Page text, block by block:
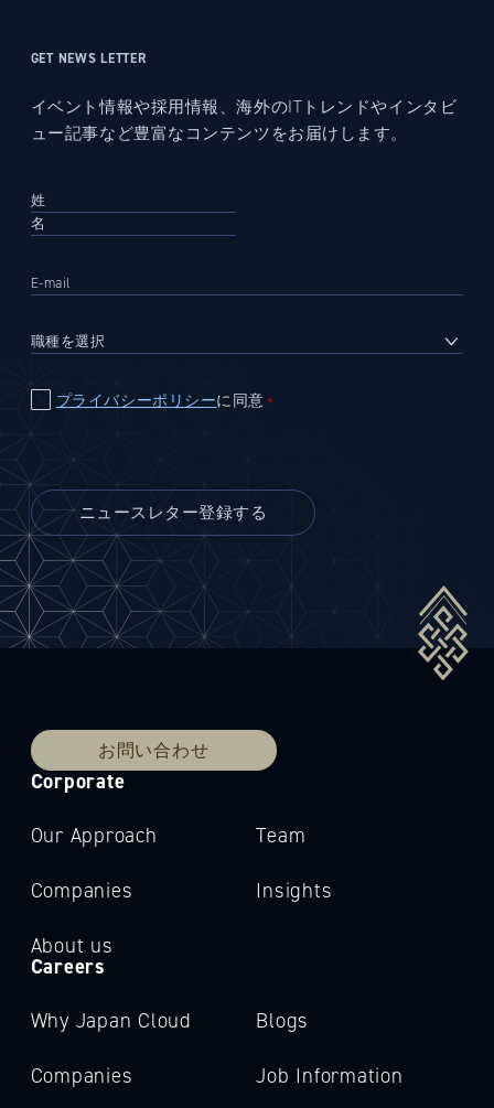
GET NEWS LETTER
イベント情報や採用情報、海外のITトレンドやインタビ
ュー記事など豊富なコンテンツをお届けします。
プライバシーポリシーに同意 ＊
お問い合わせ
Corporate
Our Approach
Companies
About us
Team
Insights
Careers
Why Japan Cloud
Companies
Blogs
Job Information